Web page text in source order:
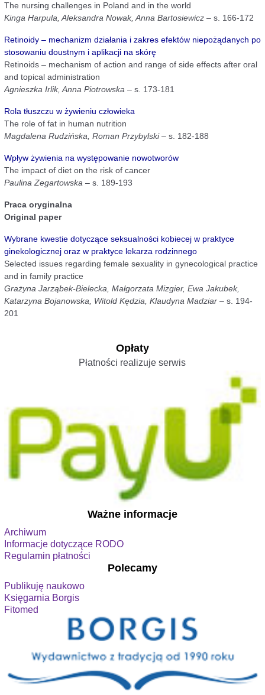
The nursing challenges in Poland and in the world
Kinga Harpula, Aleksandra Nowak, Anna Bartosiewicz– s. 166-172
Retinoidy – mechanizm działania i zakres efektów niepożądanych po
stosowaniu doustnym i aplikacji na skórę
Retinoids – mechanism of action and range of side effects after oral
and topical administration
Agnieszka Irlik, Anna Piotrowska– s. 173-181
Rola tłuszczu w żywieniu człowieka
The role of fat in human nutrition
Magdalena Rudzińska, Roman Przybylski– s. 182-188
Wpływ żywienia na występowanie nowotworów
The impact of diet on the risk of cancer
Paulina Zegartowska– s. 189-193
Praca oryginalna
Original paper
Wybrane kwestie dotyczące seksualności kobiecej w praktyce
ginekologicznej oraz w praktyce lekarza rodzinnego
Selected issues regarding female sexuality in gynecological practice
and in family practice
Grażyna Jarząbek-Bielecka, Małgorzata Mizgier, Ewa Jakubek,
Katarzyna Bojanowska, Witold Kędzia, Klaudyna Madziar– s. 194-
201
Opłaty
Płatności realizuje serwis
Ważne informacje
Archiwum
Informacje dotyczące RODO
Regulamin płatności
Polecamy
Publikuję naukowo
Księgarnia Borgis
Fitomed